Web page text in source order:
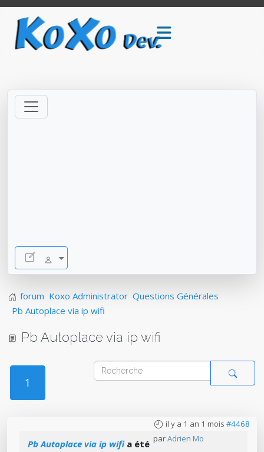
forum Koxo Administrator Questions Générales
Pb Autoplace via ip wifi
Pb Autoplace via ip wifi
1
il y a 1 an 1 mois #4468
parAdrien Mo
Pb Autoplace via ip wifia été